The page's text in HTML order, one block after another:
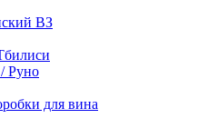
ВЗ
Руно
для вина